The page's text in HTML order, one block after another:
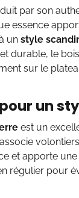
par son
essence
un style
durable, le
sur le
un
est un
et apporte une
régulier pour